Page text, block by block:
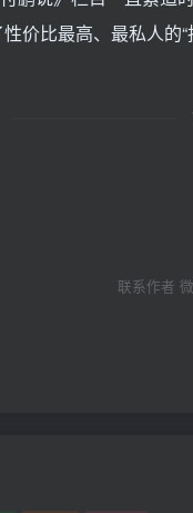
价比最高、最私人的“
联系作者